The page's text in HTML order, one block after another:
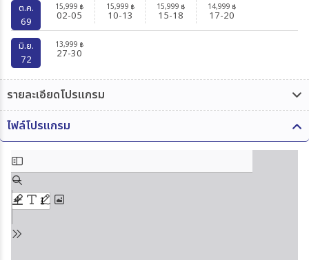
ต.ค.
69
15,999 ฿
02-05
15,999 ฿
10-13
15,999 ฿
15-18
14,999 ฿
17-20
มิ.ย.
72
13,999 ฿
27-30
รายละเอียดโปรแกรม
ไฟล์โปรแกรม